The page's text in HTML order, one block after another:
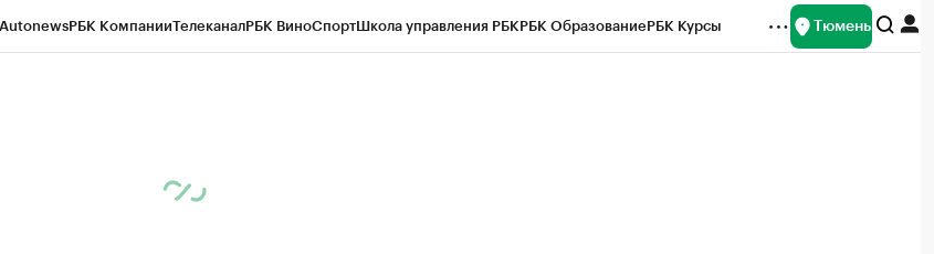
AutonewsРБК КомпанииТелеканалРБК ВиноСпортШкола управления РБКРБК ОбразованиеРБК Курсы Тюмень